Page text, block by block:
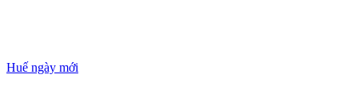
Huế ngày mới